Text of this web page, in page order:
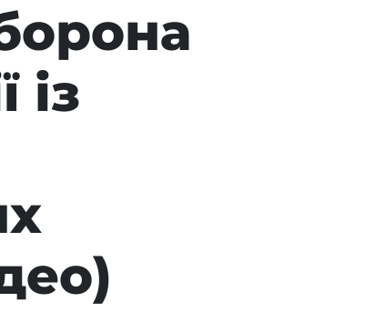
із